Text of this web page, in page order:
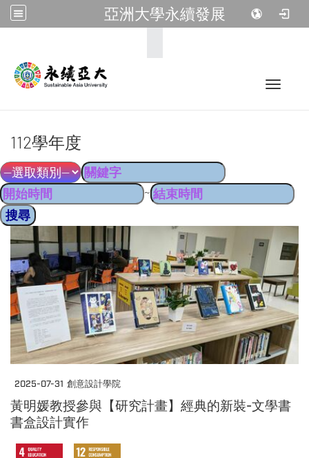
亞洲大學永續發展
Toggle
112學年度
~
2025-07-31 創意設計學院
黃明媛教授參與【研究計畫】經典的新裝-文學書
書盒設計實作